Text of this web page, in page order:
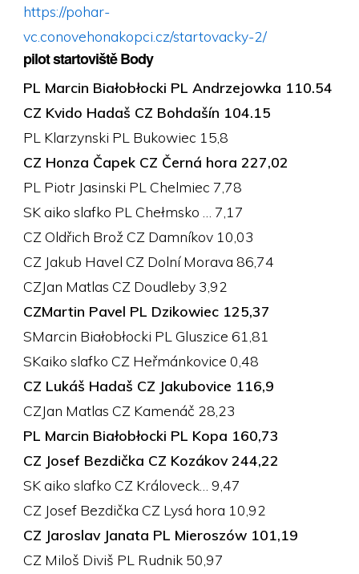
https://pohar-
vc.conovehonakopci.cz/startovacky-2/
pilot startoviště Body
PL Marcin Białobłocki PL Andrzejowka 110.54
CZ Kvido Hadaš CZ Bohdašín 104.15
PL Klarzynski PL Bukowiec 15,8
CZ Honza Čapek CZ Černá hora 227,02
PL Piotr Jasinski PL Chelmiec 7,78
SK aiko slafko PL Chełmsko … 7,17
CZ Oldřich Brož CZ Damníkov 10,03
CZ Jakub Havel CZ Dolní Morava 86,74
CZJan Matlas CZ Doudleby 3,92
CZMartin Pavel PL Dzikowiec 125,37
SMarcin Białobłocki PL Gluszice 61,81
SKaiko slafko CZ Heřmánkovice 0,48
CZ Lukáš Hadaš CZ Jakubovice 116,9
CZJan Matlas CZ Kamenáč 28,23
PL Marcin Białobłocki PL Kopa 160,73
CZ Josef Bezdička CZ Kozákov 244,22
SK aiko slafko CZ Královeck… 9,47
CZ Josef Bezdička CZ Lysá hora 10,92
CZ Jaroslav Janata PL Mieroszów 101,19
CZ Miloš Diviš PL Rudnik 50,97